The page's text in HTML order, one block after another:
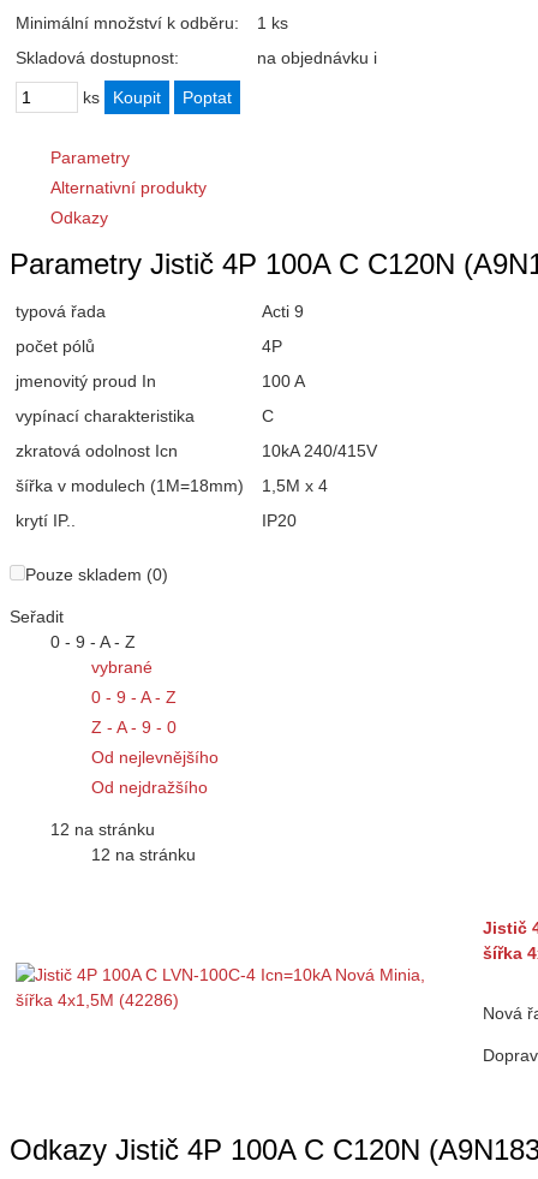
Minimální množství k odběru:
1 ks
Skladová dostupnost:
na objednávku i
ks
Parametry
Alternativní produkty
Odkazy
Parametry Jistič 4P 100A C C120N
typová řada
Acti 9
počet pólů
4P
jmenovitý proud In
100 A
vypínací charakteristika
C
zkratová odolnost Icn
10kA 240/415V
šířka v modulech (1M=18mm)
1,5M x 4
krytí IP..
IP20
Pouze skladem (0)
Seřadit
0 - 9 - A - Z
vybrané
0 - 9 - A - Z
Z - A - 9 - 0
Od nejlevnějšího
Od nejdražšího
12 na stránku
12 na stránku
Jistič
šířka
Nová
Odkazy Jistič 4P 100A C C120N